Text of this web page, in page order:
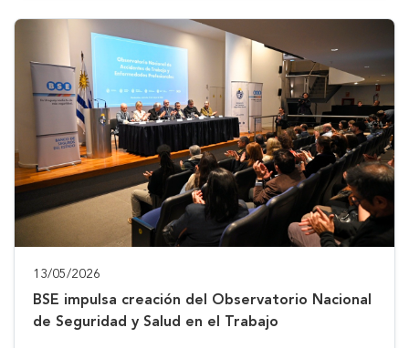
13/05/2026
BSE impulsa creación del Observatorio Nacional
de Seguridad y Salud en el Trabajo